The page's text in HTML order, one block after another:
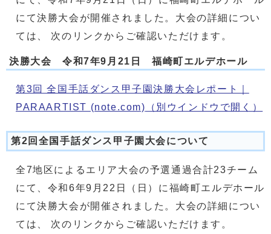
にて決勝大会が開催されました。大会の詳細につい
ては、 次のリンクからご確認いただけます。
決勝大会 令和7年9月21日 福崎町エルデホール
第3回 全国手話ダンス甲子園決勝大会レポート｜
PARAARTIST (note.com) （別ウインドウで開く）
第2回全国手話ダンス甲子園大会について
全7地区によるエリア大会の予選通過合計23チーム
にて、令和6年9月22日（日）に福崎町エルデホール
にて決勝大会が開催されました。大会の詳細につい
ては、 次のリンクからご確認いただけます。